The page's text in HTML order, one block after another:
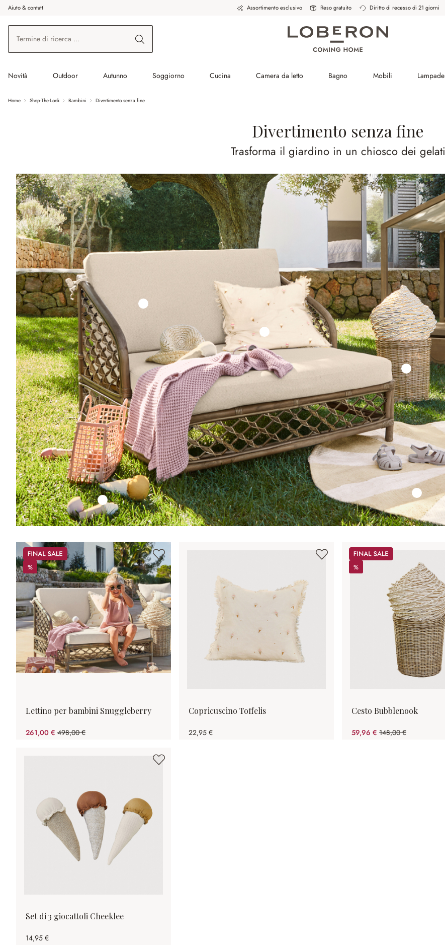
al contenuto principale
Vai alla ricerca
Vai alla navigazione principale
Aiuto & contatti Assortimento esclusivo Reso gratuito Diritto di recesso di 21 giorni
Novità Outdoor Autunno Soggiorno Cucina Camera da letto Bagno Mobili Lampade
Home Shop-The-Look Bambini Divertimento senza fine
Divertimento senza fine
Trasforma il giardino in un chiosco dei gelati
Sale
%
%
Lettino per bambini Snuggleberry
261,00 € 498,00 €
(risparmio 47.59%)
Copricuscino Toffelis
22,95 €
Sale
%
%
Cesto Bubblenook
59,96 € 148,00 €
(risparmio 59.49%)
Set di 3 giocattoli Cheeklee
14,95 €